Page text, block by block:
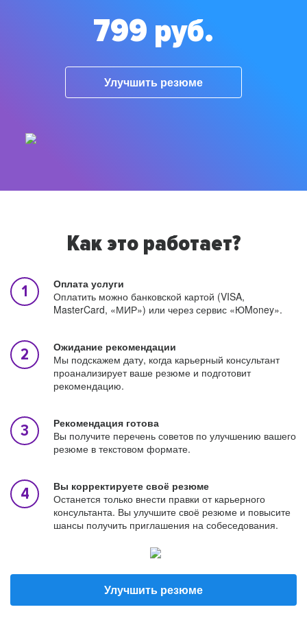
799 руб.
Улучшить резюме
Как это работает?
Оплата услуги
Оплатить можно банковской картой (VISA,
MasterCard, «МИР») или через сервис «ЮMoney».
Ожидание рекомендации
Мы подскажем дату, когда карьерный консультант
проанализирует ваше резюме и подготовит
рекомендацию.
Рекомендация готова
Вы получите перечень советов по улучшению вашего
резюме в текстовом формате.
Вы корректируете своё резюме
Останется только внести правки от карьерного
консультанта. Вы улучшите своё резюме и повысите
шансы получить приглашения на собеседования.
Улучшить резюме